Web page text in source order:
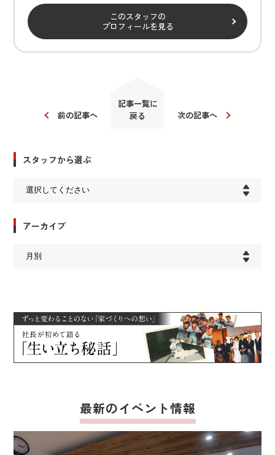
このスタッフの
プロフィールを見る
前の記事へ
記事一覧に
戻る
次の記事へ
スタッフから選ぶ
アーカイブ
最新のイベント情報